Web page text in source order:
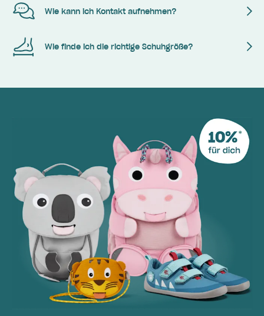
Wie kann ich Kontakt aufnehmen?
Wie finde ich die richtige Schuhgröße?